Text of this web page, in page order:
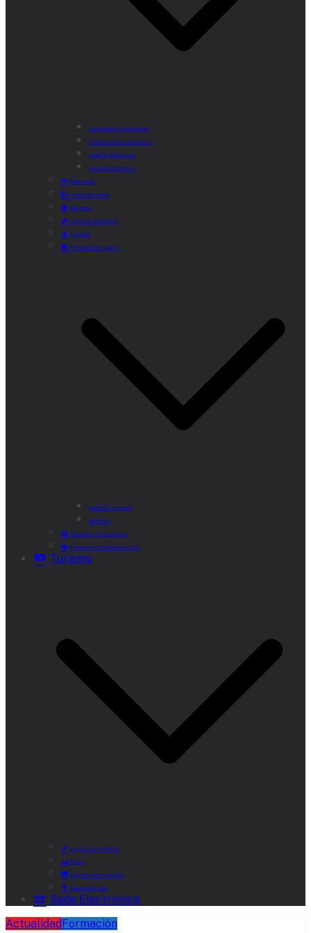
Actividades Semanales
Instalaciones Deportivas
Alquiler Bicicletas
Agenda Deportiva
Educación
Centro de Salud
Mayores
Comedor Municipal
Agenda
Préstamo de Libros
Punto de Lectura
Bibliobús
Velatorio y Cementerio
Atención al Ciudadano CAM
Turismo
Lugares de Interés
Rutas
Alojamientos Rurales
Museo del Vino
Sede Electrónica
Actualidad Formación